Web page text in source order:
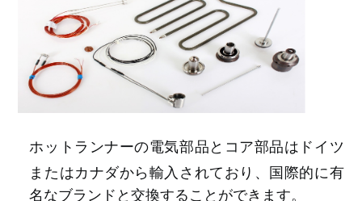
ホットランナーの電気部品とコア部品はドイツ
またはカナダから輸入されており、国際的に有
名なブランドと交換することができます。